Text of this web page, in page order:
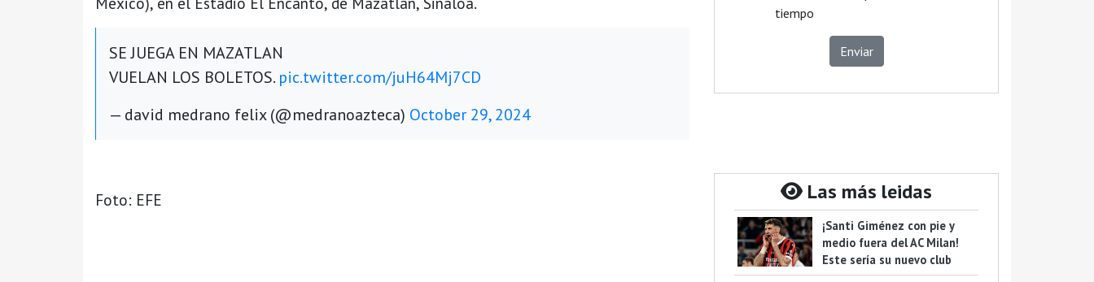
SE JUEGA EN MAZATLAN
VUELAN LOS BOLETOS. pic.twitter.com/juH64Mj7CD
— david medrano felix (@medranoazteca) October 29, 2024
Foto: EFE
tiempo
Enviar
Las más leidas
¡Santi Giménez con pie y
medio fuera del AC Milan!
Este sería su nuevo club